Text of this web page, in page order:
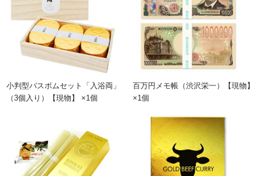
小判型バスボムセット「入浴両」
（3個入り）【現物】 ×1個
百万円メモ帳（渋沢栄一）【現物】
×1個